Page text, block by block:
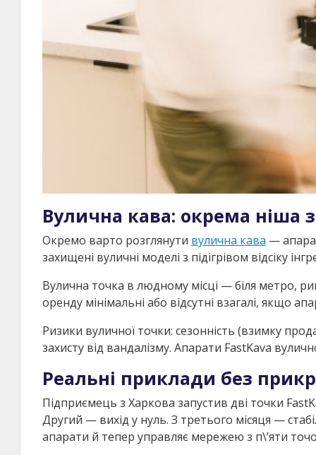
Вулична кава: окрема ніша
Окремо варто розглянути вулична кава —
захищені вуличні моделі з підігрівом відсіку
Вулична точка в людному місці — біля метро,
оренду мінімальні або відсутні взагалі, якщо
Ризики вуличної точки: сезонність (взимку
захисту від вандалізму. Апарати FastKava
Реальні приклади без
Підприємець з Харкова запустив дві точки
Другий — вихід у нуль. З третього місяця —
апарати й тепер управляє мережею з п\’яти